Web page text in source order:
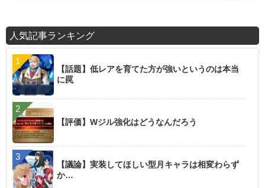
人気記事ランキング
【話題】低レアを育てた方が強いというのは本当
に罠
【評価】Wジル強化はどうなんだろう
【議論】実装してほしい型月キャラは相変わらず
か…